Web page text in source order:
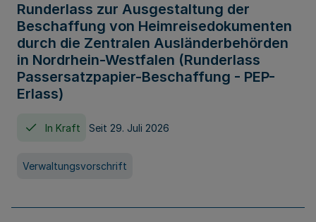
Runderlass zur Ausgestaltung der
Beschaffung von Heimreisedokumenten
durch die Zentralen Ausländerbehörden
in Nordrhein-Westfalen (Runderlass
Passersatzpapier-Beschaffung - PEP-
Erlass)
In Kraft Seit 29. Juli 2026
Verwaltungsvorschrift